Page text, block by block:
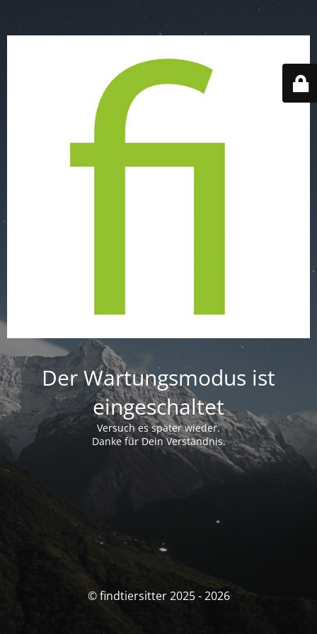
Der Wartungsmodus ist
eingeschaltet
Versuch es später wieder.
Danke für Dein Verständnis.
© findtiersitter 2025 - 2026